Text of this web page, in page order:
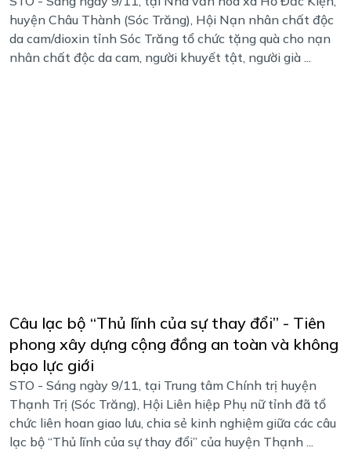
huyện Châu Thành (Sóc Trăng), Hội Nạn nhân chất độc
da cam/dioxin tỉnh Sóc Trăng tổ chức tặng quà cho nạn
nhân chất độc da cam, người khuyết tật, người già ...
Câu lạc bộ “Thủ lĩnh của sự thay đổi” - Tiên
phong xây dựng cộng đồng an toàn và không
bạo lực giới
STO - Sáng ngày 9/11, tại Trung tâm Chính trị huyện
Thạnh Trị (Sóc Trăng), Hội Liên hiệp Phụ nữ tỉnh đã tổ
chức liên hoan giao lưu, chia sẻ kinh nghiệm giữa các câu
lạc bộ “Thủ lĩnh của sự thay đổi” của huyện Thạnh ...